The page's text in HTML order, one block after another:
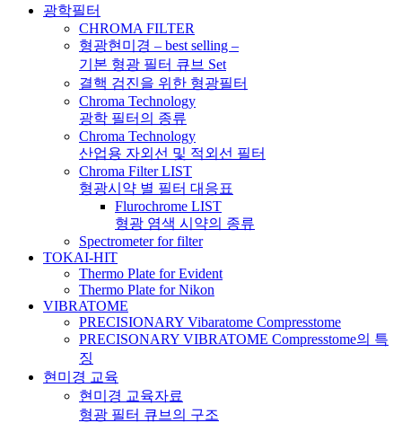
광학필터
CHROMA FILTER
형광현미경 – best selling –
기본 형광 필터 큐브 Set
결핵 검진을 위한 형광필터
Chroma Technology
광학 필터의 종류
Chroma Technology
산업용 자외선 및 적외선 필터
Chroma Filter LIST
형광시약 별 필터 대응표
Flurochrome LIST
형광 염색 시약의 종류
Spectrometer for filter
TOKAI-HIT
Thermo Plate for Evident
Thermo Plate for Nikon
VIBRATOME
PRECISIONARY Vibaratome Compresstome
PRECISONARY VIBRATOME Compresstome의 특
징
현미경 교육
현미경 교육자료
형광 필터 큐브의 구조